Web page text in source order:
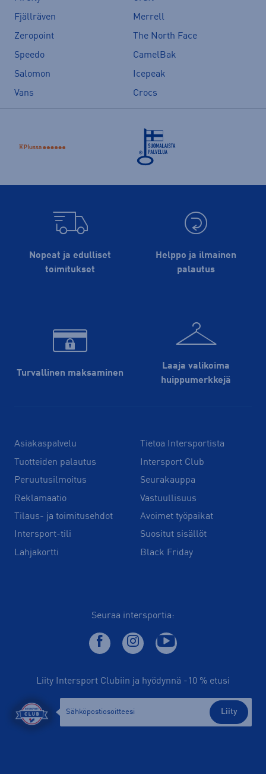
Fjällräven
Merrell
Zeropoint
The North Face
Speedo
CamelBak
Salomon
Icepeak
Vans
Crocs
Nopeat ja edulliset
toimitukset
Helppo ja ilmainen
palautus
Turvallinen maksaminen
Laaja valikoima
huippu­merkkejä
Asiakaspalvelu
Tuotteiden palautus
Peruutusilmoitus
Reklamaatio
Tilaus- ja toimitusehdot
Intersport-tili
Lahjakortti
Tietoa Intersportista
Intersport Club
Seurakauppa
Vastuullisuus
Avoimet työpaikat
Suositut sisällöt
Black Friday
Seuraa intersportia:
Liity Intersport Clubiin ja hyödynnä -10 % etusi
Liity